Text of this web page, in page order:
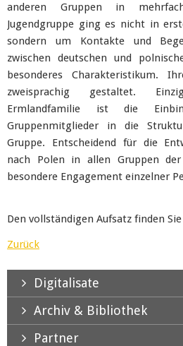
anderen Gruppen in
Jugendgruppe ging es nicht in
sondern um Kontakte und
zwischen deutschen und
besonderes Charakteristikum.
zweisprachig gestaltet.
Ermlandfamilie ist die
Gruppenmitglieder in die
Gruppe. Entscheidend für die
nach Polen in allen Gruppen
besondere Engagement einzelner
Den vollständigen Aufsatz finden
Zurück
Digitalisate
Archiv & Bibliothek
Partner